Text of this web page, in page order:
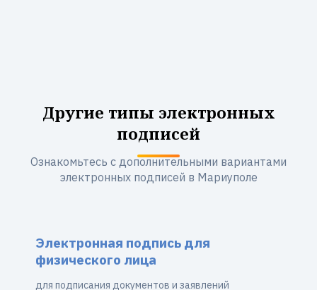
Другие типы электронных
подписей
Ознакомьтесь с дополнительными вариантами
электронных подписей в Мариуполе
Электронная подпись для
физического лица
для подписания документов и заявлений